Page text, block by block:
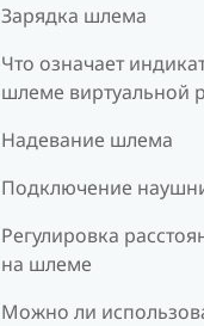
Зарядка шлема
Что означает
шлеме виртуальной
Надевание шлема
Подключение
Регулировка
на шлеме
Можно ли